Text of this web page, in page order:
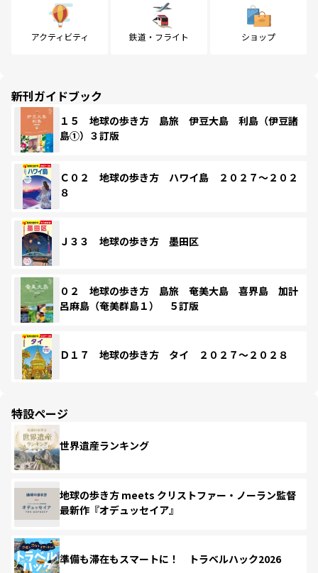
アクティビティ 鉄道・フライト ショップ
新刊ガイドブック
１５ 地球の歩き方 島旅 伊豆大島 利島（伊豆諸
島①）３訂版
Ｃ０２ 地球の歩き方 ハワイ島 ２０２７～２０２
８
Ｊ３３ 地球の歩き方 墨田区
０２ 地球の歩き方 島旅 奄美大島 喜界島 加計
呂麻島（奄美群島１） ５訂版
Ｄ１７ 地球の歩き方 タイ ２０２７～２０２８
特設ページ
世界遺産ランキング
地球の歩き方 meets クリストファー・ノーラン監督
最新作『オデュッセイア』
準備も滞在もスマートに！ トラベルハック2026